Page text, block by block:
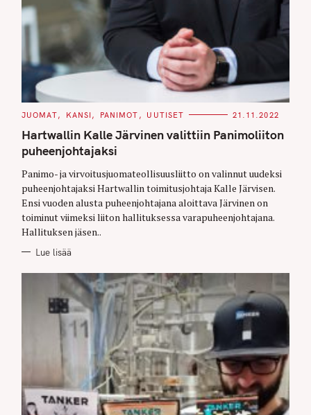
C
T
E
G
O
I
E
S
JUOMAT KANSI PANIMOT UUTISET 21.11.2022
Hartwallin Kalle Järvinen valittiin Panimoliiton
puheenjohtajaksi
Panimo- ja virvoitusjuomateollisuusliitto on valinnut uudeksi
puheenjohtajaksi Hartwallin toimitusjohtaja Kalle Järvisen.
Ensi vuoden alusta puheenjohtajana aloittava Järvinen on
toiminut viimeksi liiton hallituksessa varapuheenjohtajana.
Hallituksen jäsen..
Lue lisää